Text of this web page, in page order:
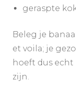
geraspte
Beleg je
et voila; je
hoeft dus
zijn.